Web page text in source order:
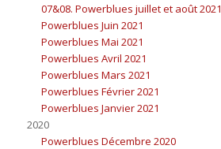
07&08. Powerblues juillet et août 2021
Powerblues Juin 2021
Powerblues Mai 2021
Powerblues Avril 2021
Powerblues Mars 2021
Powerblues Février 2021
Powerblues Janvier 2021
2020
Powerblues Décembre 2020